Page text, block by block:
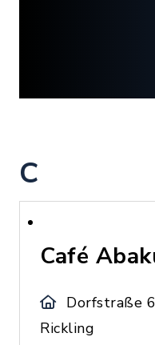
C
Café
Dorfstraße
Rickling